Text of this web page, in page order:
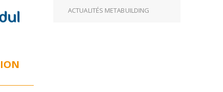
ACTUALITÉS METABUILDING